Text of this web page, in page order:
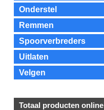
Onderstel
Remmen
Spoorverbreders
Uitlaten
Velgen
Totaal producten online